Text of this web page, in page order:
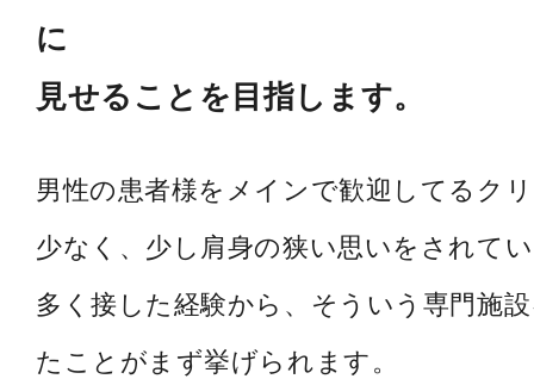
に
見せることを目指します。
男性の患者様をメインで歓迎してるク
少なく、少し肩身の狭い思いをされて
多く接した経験から、そういう専門施
たことがまず挙げられます。